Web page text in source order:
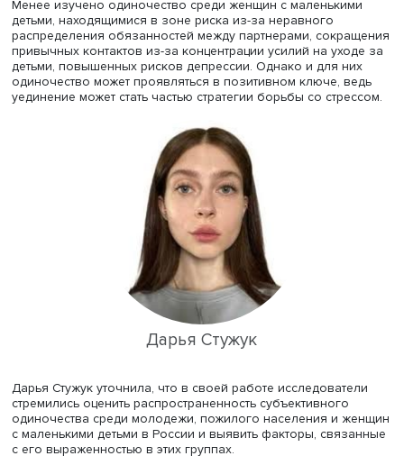
которых влияют больше негативных факторов:
сокращение социальных контактов из-за выхода на
ухудшения здоровья, утраты близких. Однако
жизнь в старости необязательно означает негативное
одиночество, часть пожилых людей сами стремятся
автономию и жить уединенно.
Также уязвимой группой считается молодежь, не
успешно создающая собственную сеть контактов,
отделившись от родителей. При трудностях
периода у юношей и девушек может возникнуть
одиночества. Однако для них важно и уединение,
позволяющее им заняться самопознанием, что
для формирования личности.
Менее изучено одиночество среди женщин с
детьми, находящимися в зоне риска из-за неравного
распределения обязанностей между партнерами,
привычных контактов из-за концентрации усилий на
детьми, повышенных рисков депрессии. Однако и для